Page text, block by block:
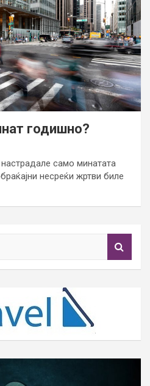
годишно?
само минатата
несреќи жртви биле